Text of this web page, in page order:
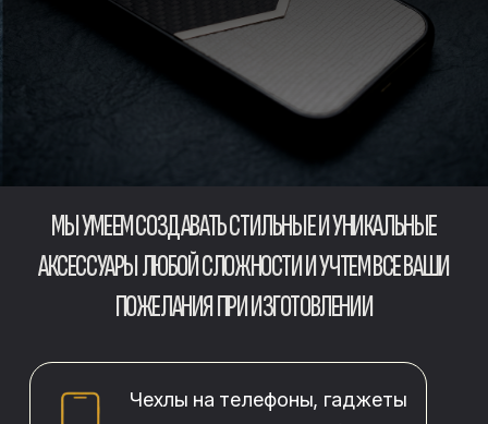
Чехлы на телефоны, гаджеты
и планшеты почти любых
производителей
Авторская покраска (custom)
Ремешки для электронных
и классических часов